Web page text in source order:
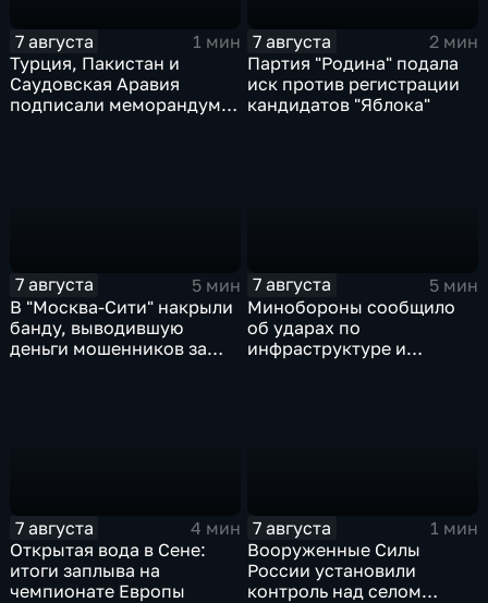
7 августа
1 мин
Турция, Пакистан и
Саудовская Аравия
подписали меморандум о
7 августа
2 мин
Партия "Родина" подала
иск против регистрации
кандидатов "Яблока"
7 августа
5 мин
В "Москва‑Сити" накрыли
банду, выводившую
деньги мошенников за
7 августа
5 мин
Минобороны сообщило
об ударах по
инфраструктуре и
7 августа
4 мин
Открытая вода в Сене:
итоги заплыва на
чемпионате Европы
7 августа
1 мин
Вооруженные Силы
России установили
контроль над селом